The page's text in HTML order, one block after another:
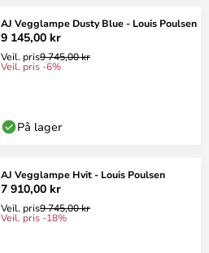
AJ Vegglampe Dusty Blue - Louis Poulsen
9 145,00 kr
Veil. pris9 745,00 kr
Veil. pris -6%
På lager
AJ Vegglampe Hvit - Louis Poulsen
7 910,00 kr
Veil. pris9 745,00 kr
Veil. pris -18%